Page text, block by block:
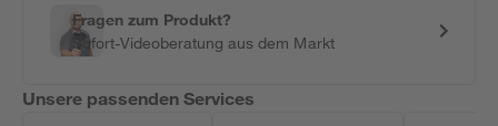
Fragen zum Produkt?
Sofort-Videoberatung aus dem Markt
Unsere passenden Services